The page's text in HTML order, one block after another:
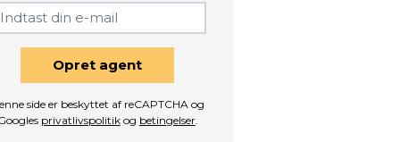
Opret agent
side er beskyttet af reCAPTCHA og
privatlivspolitikog betingelser.